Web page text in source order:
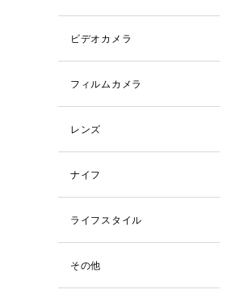
ビデオカメラ
フィルムカメラ
レンズ
ナイフ
ライフスタイル
その他